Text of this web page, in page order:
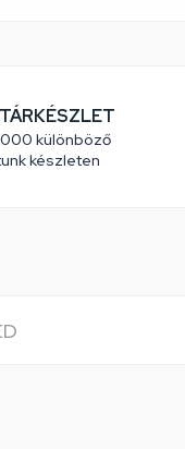
különböző
készleten